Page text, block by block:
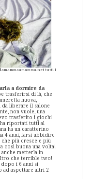
tutti i
a dormire da
trasferirsi di là, che
nuova,
liberare il salone
non vuole, una
trasferito i giochi
ha riportati tutti al
ha un caratterino
4 anni, farsi ubbidire
che più cresce e più
così buona una volta!
metterla in
che terrible two!
i 6 anni si
ad aspettare altri 2